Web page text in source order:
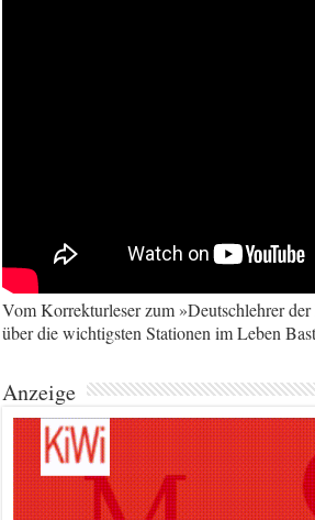
Vom Korrekturleser zum »Deutschlehrer
über die wichtigsten Stationen im Leben
Anzeige